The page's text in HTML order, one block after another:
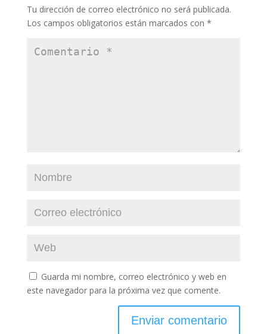
Tu dirección de correo electrónico no será publicada.
Los campos obligatorios están marcados con *
Guarda mi nombre, correo electrónico y web en
este navegador para la próxima vez que comente.